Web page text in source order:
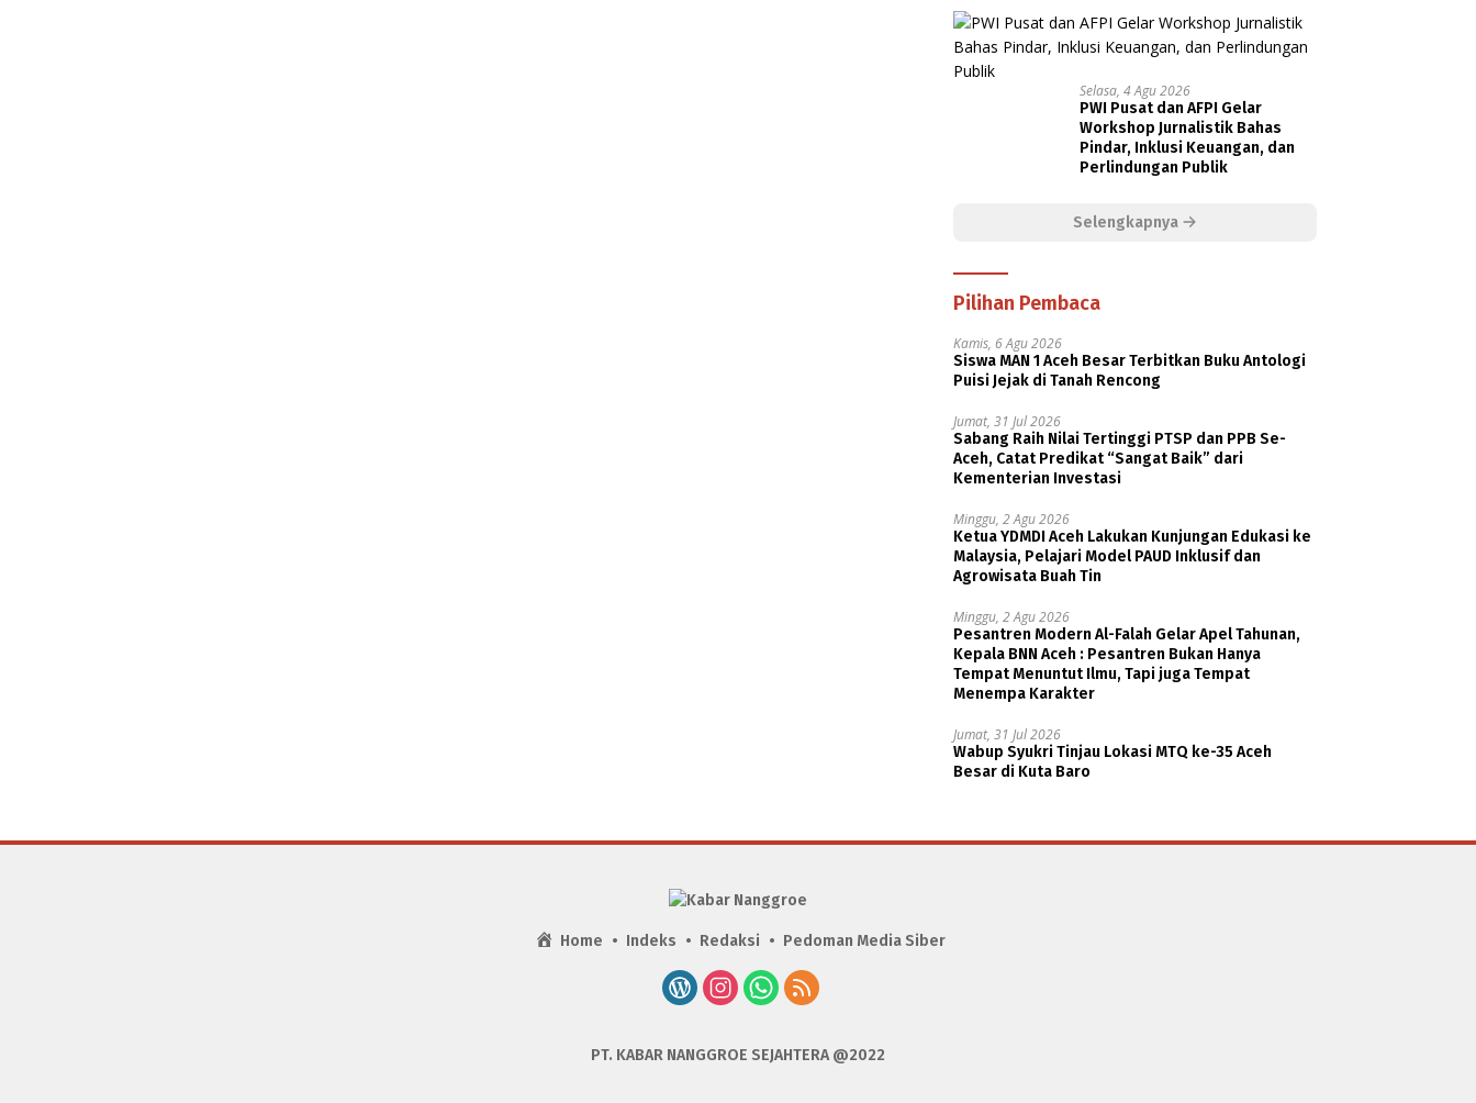
Selasa, 4 Agu 2026
PWI Pusat dan AFPI Gelar
Workshop Jurnalistik Bahas
Pindar, Inklusi Keuangan, dan
Perlindungan Publik
Selengkapnya
Pilihan Pembaca
Kamis, 6 Agu 2026
Siswa MAN 1 Aceh Besar Terbitkan Buku Antologi
Puisi Jejak di Tanah Rencong
Jumat, 31 Jul 2026
Sabang Raih Nilai Tertinggi PTSP dan PPB Se-
Aceh, Catat Predikat “Sangat Baik” dari
Kementerian Investasi
Minggu, 2 Agu 2026
Ketua YDMDI Aceh Lakukan Kunjungan Edukasi ke
Malaysia, Pelajari Model PAUD Inklusif dan
Agrowisata Buah Tin
Minggu, 2 Agu 2026
Pesantren Modern Al-Falah Gelar Apel Tahunan,
Kepala BNN Aceh : Pesantren Bukan Hanya
Tempat Menuntut Ilmu, Tapi juga Tempat
Menempa Karakter
Jumat, 31 Jul 2026
Wabup Syukri Tinjau Lokasi MTQ ke-35 Aceh
Besar di Kuta Baro
Home Indeks Redaksi Pedoman Media Siber
PT. KABAR NANGGROE SEJAHTERA @2022